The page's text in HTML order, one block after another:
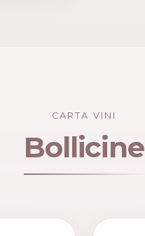
CARTA VINI
Bollicine